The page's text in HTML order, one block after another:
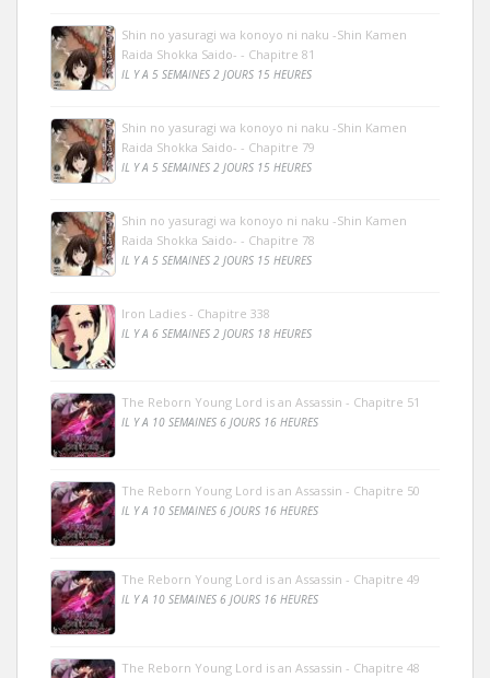
Shin no yasuragi wa konoyo ni naku -Shin Kamen
Raida Shokka Saido- - Chapitre 81
IL Y A 5 SEMAINES 2 JOURS 15 HEURES
Shin no yasuragi wa konoyo ni naku -Shin Kamen
Raida Shokka Saido- - Chapitre 79
IL Y A 5 SEMAINES 2 JOURS 15 HEURES
Shin no yasuragi wa konoyo ni naku -Shin Kamen
Raida Shokka Saido- - Chapitre 78
IL Y A 5 SEMAINES 2 JOURS 15 HEURES
Iron Ladies - Chapitre 338
IL Y A 6 SEMAINES 2 JOURS 18 HEURES
The Reborn Young Lord is an Assassin - Chapitre 51
IL Y A 10 SEMAINES 6 JOURS 16 HEURES
The Reborn Young Lord is an Assassin - Chapitre 50
IL Y A 10 SEMAINES 6 JOURS 16 HEURES
The Reborn Young Lord is an Assassin - Chapitre 49
IL Y A 10 SEMAINES 6 JOURS 16 HEURES
The Reborn Young Lord is an Assassin - Chapitre 48